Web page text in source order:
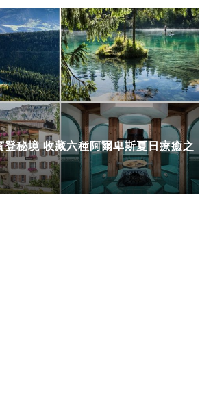
登秘境 收藏六種阿爾卑斯夏日療癒之